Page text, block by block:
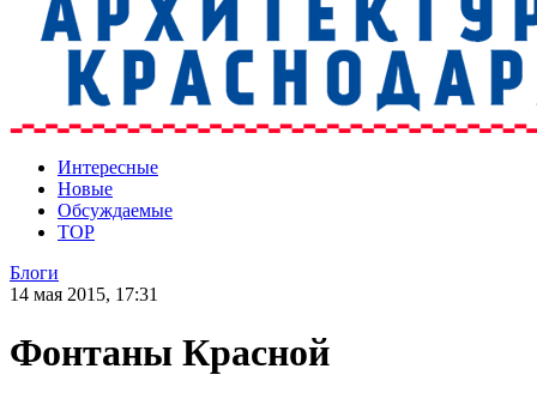
Интересные
Новые
Обсуждаемые
TOP
Блоги
14 мая 2015, 17:31
Фонтаны Красной